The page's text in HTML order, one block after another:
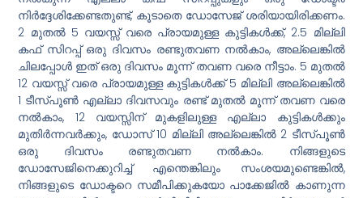
നിർദ്ദേശിക്കേണ്ടതുണ്ട്, കൂടാതെ ഡോസേജ് ശരിയായിരിക്കണം.
2 മുതൽ 5 വയസ്സ് വരെ പ്രായമുള്ള കുട്ടികൾക്ക്, 2.5 മില്ലി
കഫ് സിറപ്പ് ഒരു ദിവസം രണ്ടുതവണ നൽകാം, അല്ലെങ്കിൽ
ചിലപ്പോൾ ഇത് ഒരു ദിവസം മൂന്ന് തവണ വരെ നീട്ടാം. 5 മുതൽ
12 വയസ്സ് വരെ പ്രായമുള്ള കുട്ടികൾക്ക് 5 മില്ലി അല്ലെങ്കിൽ
1 ടീസ്പൂൺ എല്ലാ ദിവസവും രണ്ട് മുതൽ മൂന്ന് തവണ വരെ
നൽകാം, 12 വയസ്സിന് മുകളിലുള്ള എല്ലാ കുട്ടികൾക്കും
മുതിർന്നവർക്കും, ഡോസ് 10 മില്ലി അല്ലെങ്കിൽ 2 ടീസ്പൂൺ
ഒരു ദിവസം രണ്ടുതവണ നൽകാം. നിങ്ങളുടെ
ഡോസേജിനെക്കുറിച്ച് എന്തെങ്കിലും സംശയമുണ്ടെങ്കിൽ,
നിങ്ങളുടെ ഡോക്ടറെ സമീപിക്കുകയോ പാക്കേജിൽ കാണുന്ന